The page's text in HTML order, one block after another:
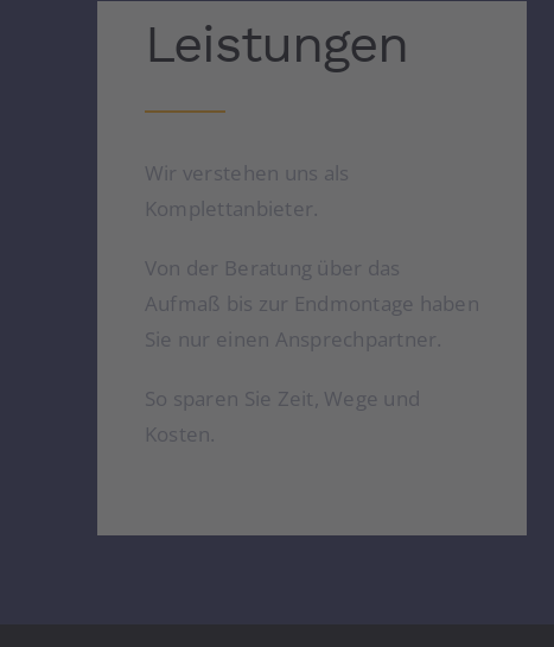
Leistungen
Wir verstehen uns als
Komplettanbieter.
Von der Beratung über das
Aufmaß bis zur Endmontage haben
Sie nur einen Ansprechpartner.
So sparen Sie Zeit, Wege und
Kosten.